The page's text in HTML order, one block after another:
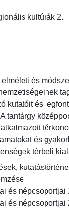
kultúrák 2.
és
kutatóit és
tantárgy
és
térbeli
és népcsoportjai
és népcsoportjai